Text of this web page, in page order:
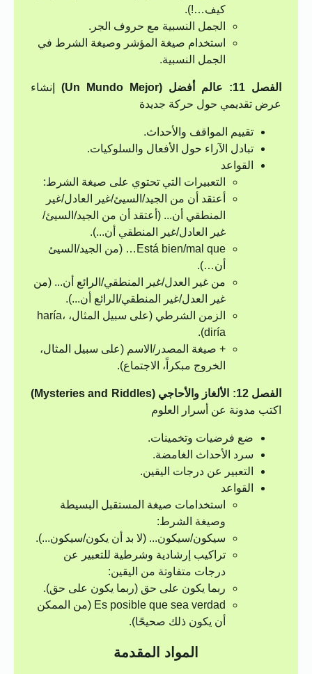
كيف…!).
الجمل النسبية مع حروف الجر.
استخدام صيغة المؤشر وصيغة الشرط في
الجمل النسبية.
الفصل 11: عالم أفضل (Un Mundo Mejor)
إنشاء
عرض تقديمي حول حركة جديدة
تقييم المواقف والأحداث.
تبادل الآراء حول الأفعال والسلوكيات.
القواعد
التعبيرات التي تحتوي على صيغة الشرط:
أعتقد أن من الجيد/السيئ/غير العادل/غير
المنطقي أن... (أعتقد أن من الجيد/السيئ/
غير العادل/غير المنطقي أن...).
Está bien/mal que… (من الجيد/السيئ
أن…).
من غير العدل/غير المنطقي/الرائع أن... (من
غير العدل/غير المنطقي/الرائع أن...).
الزمن الشرطي (على سبيل المثال، haría،
diría).
+ صيغة المصدر/الاسم (على سبيل المثال،
الخروج مبكراً، الاجتماع).
الفصل 12: الألغاز والأحاجي (Mysteries and Riddles)
اكتب مدونة عن أسرار العلوم
ضع فرضيات وتخمينات.
سرد الأحداث الغامضة.
التعبير عن درجات اليقين.
القواعد
استخدامات صيغة المستقبل البسيطة
وصيغة الشرط:
سيكون/سيكون... (لا بد أن يكون/سيكون...).
تراكيب إرشادية وشرطية للتعبير عن
درجات متفاوتة من اليقين:
ربما يكون على حق (ربما يكون على حق).
Es posible que sea verdad (من الممكن
أن يكون ذلك صحيحًا).
المواد المقدمة